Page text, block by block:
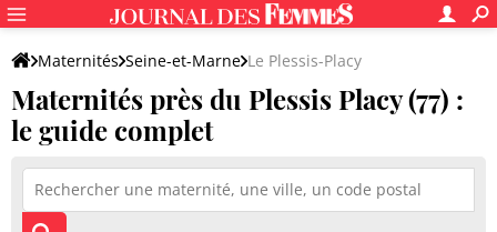
Maternités Seine-et-Marne Le Plessis-Placy
Maternités près du Plessis Placy (77) :
le guide complet